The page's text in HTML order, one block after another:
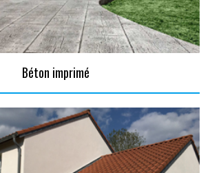
Béton imprimé